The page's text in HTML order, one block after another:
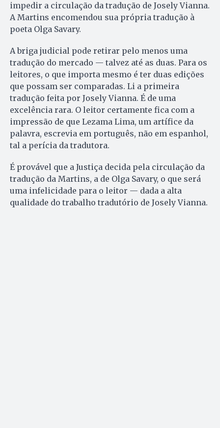
impedir a circulação da tradução de Josely Vianna.
A Martins encomendou sua própria tradução à
poeta Olga Savary.
A briga judicial pode retirar pelo menos uma
tradução do mercado — talvez até as duas. Para os
leitores, o que importa mesmo é ter duas edições
que possam ser comparadas. Li a primeira
tradução feita por Josely Vianna. É de uma
excelência rara. O leitor certamente fica com a
impressão de que Lezama Lima, um artífice da
palavra, escrevia em português, não em espanhol,
tal a perícia da tradutora.
É provável que a Justiça decida pela circulação da
tradução da Martins, a de Olga Savary, o que será
uma infelicidade para o leitor — dada a alta
qualidade do trabalho tradutório de Josely Vianna.